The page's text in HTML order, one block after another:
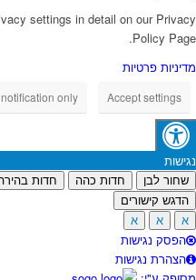
settings in detail on our Privacy
Policy Page.
מדיניות פרטיות
Accept settings
only
נגישות
שחור לבן חדות כהה חדות
הדגש קישורים
א
א א
הפסק נגישות
הצהרת נגישות